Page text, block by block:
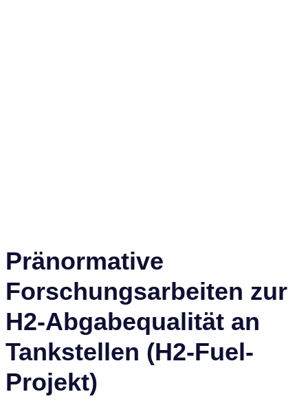
Pränormative
Forschungsarbeiten zur
H2-Abgabequalität an
Tankstellen (H2-Fuel-
Projekt)